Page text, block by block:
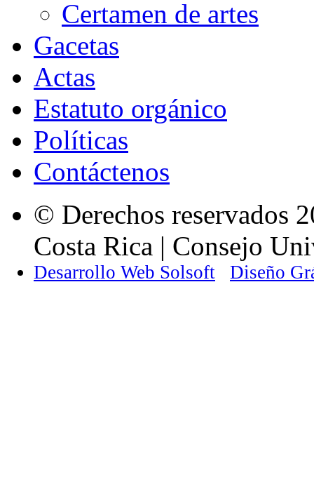
Certamen de artes
Gacetas
Actas
Estatuto orgánico
Políticas
Contáctenos
© Derechos reservados
Costa Rica | Consejo
Desarrollo Web Solsoft Diseño